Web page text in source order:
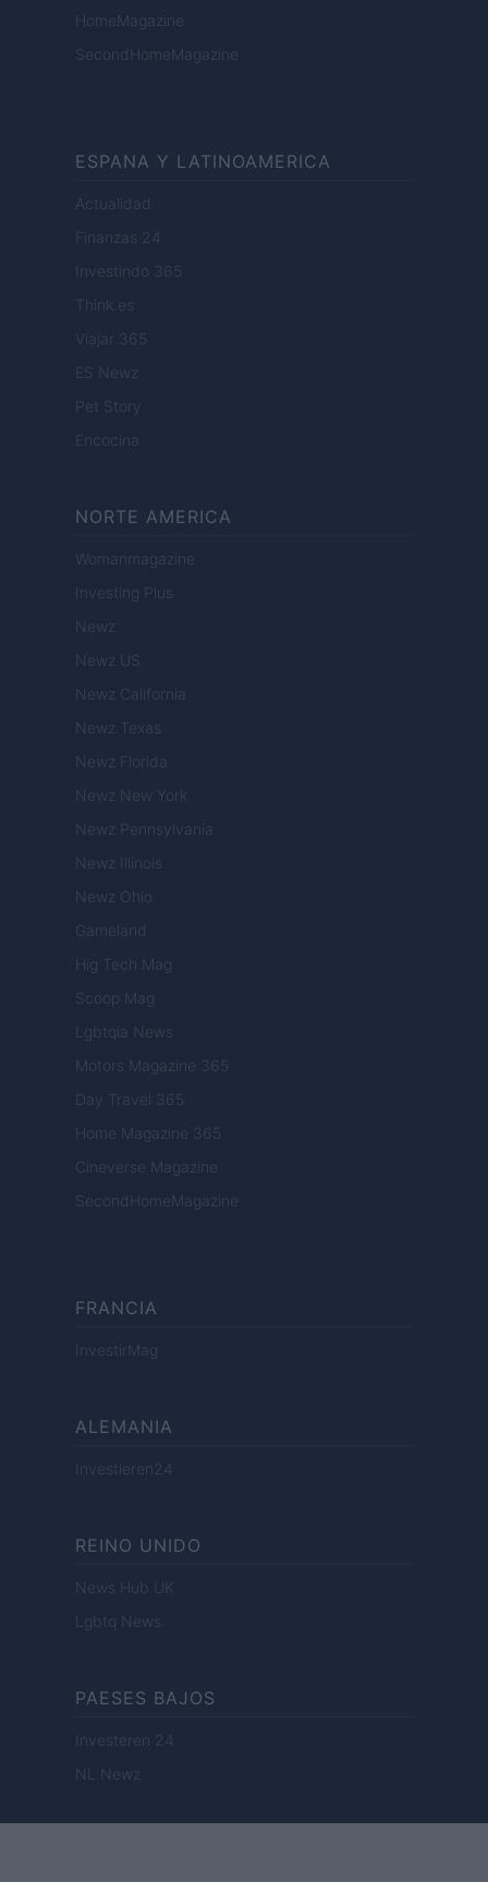
HomeMagazine
SecondHomeMagazine
ESPANA Y LATINOAMERICA
Actualidad
Finanzas 24
Investindo 365
Think.es
Viajar 365
ES Newz
Pet Story
Encocina
NORTE AMERICA
Womanmagazine
Investing Plus
Newz
Newz US
Newz California
Newz Texas
Newz Florida
Newz New York
Newz Pennsylvania
Newz Illinois
Newz Ohio
Gameland
Hig Tech Mag
Scoop Mag
Lgbtqia News
Motors Magazine 365
Day Travel 365
Home Magazine 365
Cineverse Magazine
SecondHomeMagazine
FRANCIA
InvestirMag
ALEMANIA
Investieren24
REINO UNIDO
News Hub UK
Lgbtq News
PAESES BAJOS
Investeren 24
NL Newz